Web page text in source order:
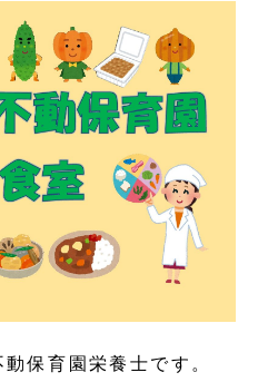
保育園栄養士です。